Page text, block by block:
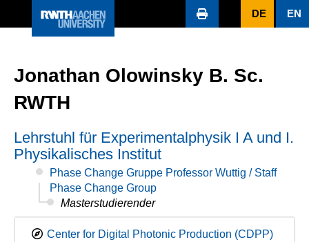
DE EN
Jonathan Olowinsky B. Sc.
RWTH
Lehrstuhl für Experimentalphysik I A und I.
Physikalisches Institut
Phase Change Gruppe Professor Wuttig / Staff
Phase Change Group
Masterstudierender
Center for Digital Photonic Production (CDPP)